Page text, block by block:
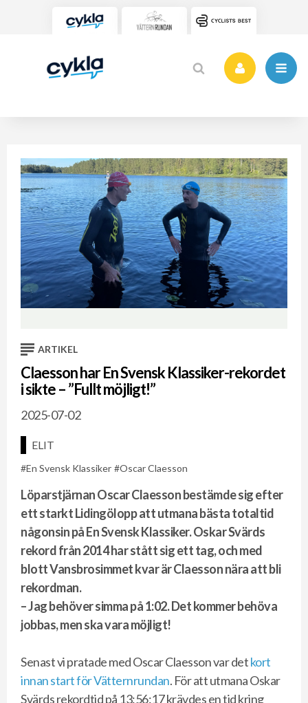
ARTIKEL
Claesson har En Svensk Klassiker-rekordet
i sikte – ”Fullt möjligt!”
2025-07-02
ELIT
En Svensk Klassiker Oscar Claesson
Löparstjärnan Oscar Claesson bestämde sig efter
ett starkt Lidingölopp att utmana bästa totaltid
någonsin på En Svensk Klassiker. Oskar Svärds
rekord från 2014 har stått sig ett tag, och med
blott Vansbrosimmet kvar är Claesson nära att bli
rekordman.
– Jag behöver simma på 1:02. Det kommer behöva
jobbas, men ska vara möjligt!
Senast vi pratade med Oscar Claesson var detkort
innan start för Vätternrundan. För att utmana Oskar
Svärds rekordtid på 13:56:17 krävdes en tid kring